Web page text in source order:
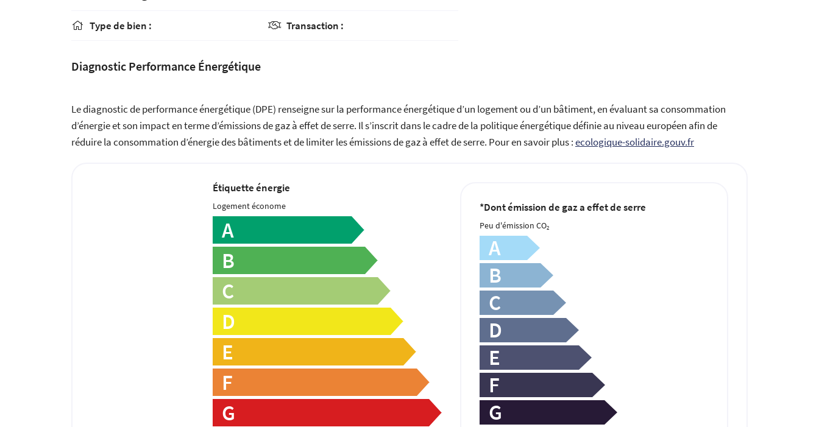
 Type de bien :  Transaction :
Diagnostic Performance Énergétique
Le diagnostic de performance énergétique (DPE) renseigne sur la performance énergétique d’un logement ou d’un bâtiment, en évaluant sa consommation
d’énergie et son impact en terme d’émissions de gaz à effet de serre. Il s’inscrit dans le cadre de la politique énergétique définie au niveau européen afin de
réduire la consommation d’énergie des bâtiments et de limiter les émissions de gaz à effet de serre. Pour en savoir plus :ecologique-solidaire.gouv.fr
Étiquette énergie
Logement économe
A
B
C
D
E
F
G
*Dont émission de gaz a effet de serre
Peu d'émission CO2
A
B
C
D
E
F
G